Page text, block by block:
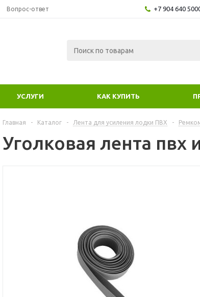
Вопрос-ответ +7 904 640
УСЛУГИ КАК КУПИТЬ
Главная - Каталог - Лента для усиления лодки ПВХ -
Уголковая лента пвх